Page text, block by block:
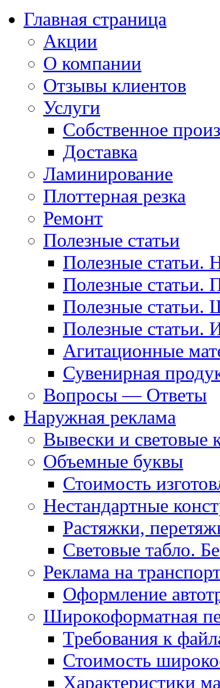
Главная страница
Акции
О компании
Отзывы клиентов
Услуги
Собственное
Доставка
Ламинирование
Плоттерная резка
Ремонт
Полезные статьи
Полезные статьи.
Полезные статьи.
Полезные статьи.
Полезные статьи.
Агитационные
Сувенирная
Вопросы — Ответы
Наружная реклама
Вывески и световые
Объемные буквы
Стоимость
Нестандартные
Растяжки,
Световые табло.
Реклама на
Оформление
Широкоформатная
Требования к
Стоимость
Характеристики